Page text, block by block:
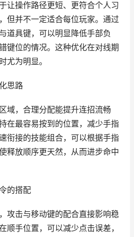
让操作路径更短、更符合个人习
但并不一定适合每位玩家。通过
道具键，可以明显降低手部负
键位的情况。这种优化在对线期
尤为明显。
思路
域，合理分配能提升连招流畅
在最容易按到的位置，减少手指
衔接的技能组合，可以根据手指
释放顺序更天然，从而进步命中
的搭配
攻击与移动键的配合直接影响稳
顺手位置，可以减少点击误差，